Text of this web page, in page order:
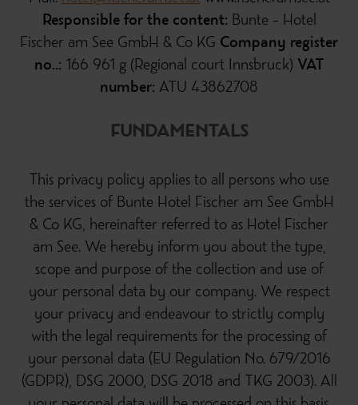
Responsible for the content: Bunte – Hotel
Fischer am See GmbH & Co KG Company register
no..: 166 961 g (Regional court Innsbruck) VAT
number: ATU 43862708
FUNDAMENTALS
This privacy policy applies to all persons who use
the services of Bunte Hotel Fischer am See GmbH
& Co KG, hereinafter referred to as Hotel Fischer
am See. We hereby inform you about the type,
scope and purpose of the collection and use of
your personal data by our company. We respect
your privacy and endeavour to strictly comply
with the legal requirements for the processing of
your personal data (EU Regulation No. 679/2016
(GDPR), DSG 2000, DSG 2018 and TKG 2003). All